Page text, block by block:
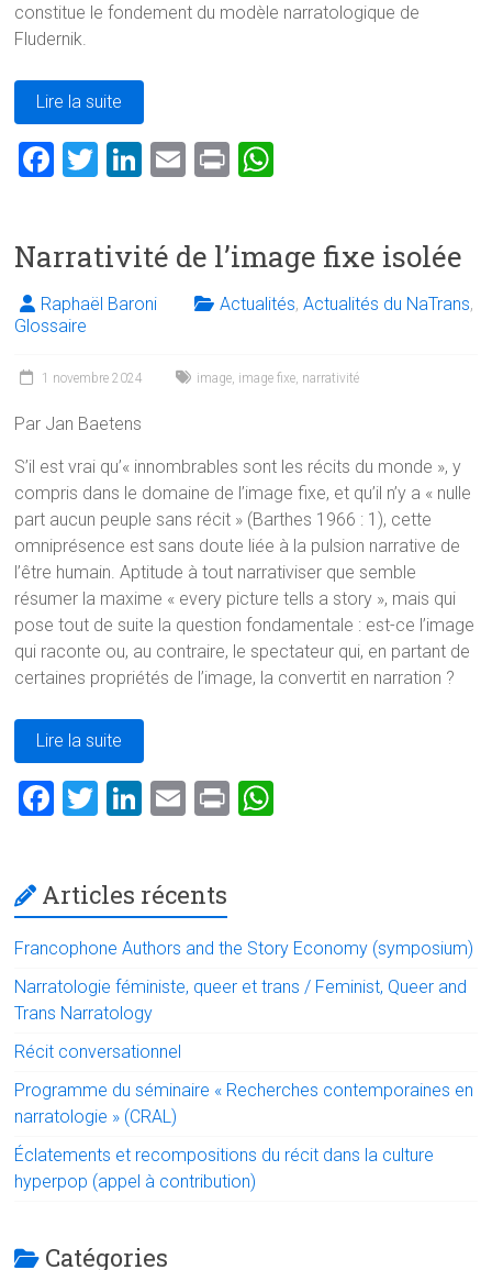
constitue le fondement du modèle narratologique de
Fludernik.
Lire la suite
F
b
o
ok
T
er
Li
dI
n
E
l
Pr
s
A
p
Narrativité de l’image fixe isolée
Raphaël Baroni Actualités,Actualités du NaTrans,
Glossaire
1 novembre 2024 image, image fixe, narrativité
Par Jan Baetens
S’il est vrai qu’« innombrables sont les récits du monde », y
compris dans le domaine de l’image fixe, et qu’il n’y a « nulle
part aucun peuple sans récit » (Barthes 1966 : 1), cette
omniprésence est sans doute liée à la pulsion narrative de
l’être humain. Aptitude à tout narrativiser que semble
résumer la maxime « every picture tells a story », mais qui
pose tout de suite la question fondamentale : est-ce l’image
qui raconte ou, au contraire, le spectateur qui, en partant de
certaines propriétés de l’image, la convertit en narration ?
Lire la suite
F
b
o
ok
T
er
Li
dI
n
E
l
Pr
A
p
Articles récents
Francophone Authors and the Story Economy (symposium)
Narratologie féministe, queer et trans / Feminist, Queer and
Trans Narratology
Récit conversationnel
Programme du séminaire « Recherches contemporaines en
narratologie » (CRAL)
Éclatements et recompositions du récit dans la culture
hyperpop (appel à contribution)
Catégories